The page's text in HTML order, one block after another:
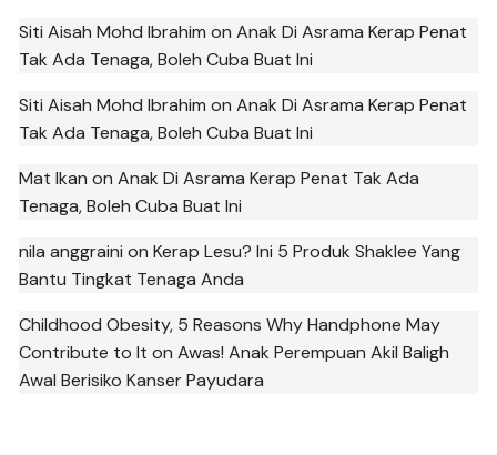
Siti Aisah Mohd Ibrahim onAnak Di Asrama Kerap Penat
Tak Ada Tenaga, Boleh Cuba Buat Ini
Siti Aisah Mohd Ibrahim onAnak Di Asrama Kerap Penat
Tak Ada Tenaga, Boleh Cuba Buat Ini
Mat Ikan onAnak Di Asrama Kerap Penat Tak Ada
Tenaga, Boleh Cuba Buat Ini
nila anggraini onKerap Lesu? Ini 5 Produk Shaklee Yang
Bantu Tingkat Tenaga Anda
Childhood Obesity, 5 Reasons Why Handphone May
Contribute to It onAwas! Anak Perempuan Akil Baligh
Awal Berisiko Kanser Payudara